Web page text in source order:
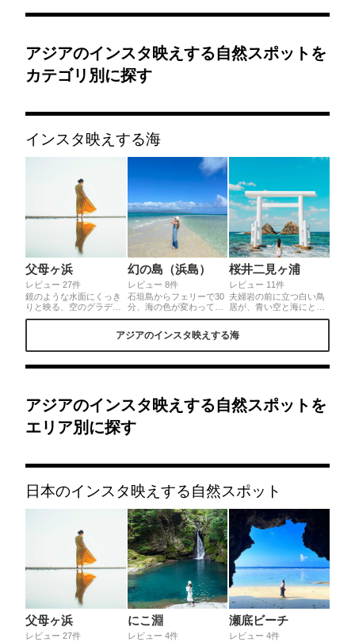
アジアのインスタ映えする自然スポットを
カテゴリ別に探す
インスタ映えする海
父母ヶ浜
レビュー 27件
鏡のような水面にくっき
りと映る、空のグラデー
ション。日本の夕陽百選
り変わる美しい夕陽をぜ
が波立たない、風のない
幻の島（浜島）
レビュー 8件
石垣島からフェリーで30
分、海の色が変わってく
る場所に真っ白な白浜が
の島。船でしか行くこと
本じゃないような景色で
す。
桜井二見ヶ浦
レビュー 11件
夫婦岩の前に立つ白い鳥
居が、青い空と海にとて
もマッチする写真映えス
気ですが、お昼ごろ行く
す。
アジアのインスタ映えする海
アジアのインスタ映えする自然スポットを
エリア別に探す
日本のインスタ映えする自然スポット
父母ヶ浜
レビュー 27件
にこ淵
レビュー 4件
瀬底ビーチ
レビュー 4件